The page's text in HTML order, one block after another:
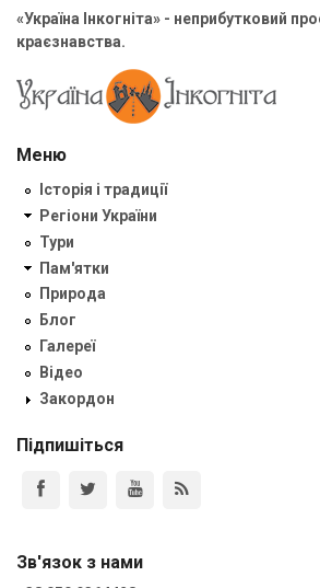
«Україна Інкогніта» - неприбутковий
краєзнавства.
Меню
Історія і традиції
Регіони України
Тури
Пам'ятки
Природа
Блог
Галереї
Відео
Закордон
Підпишіться
Зв'язок з нами